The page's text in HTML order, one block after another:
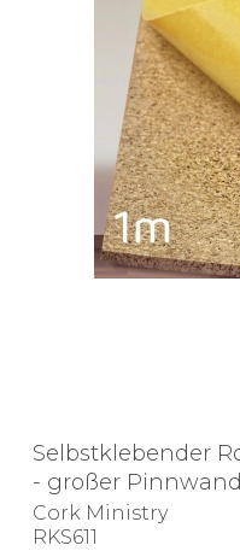
Selbstklebender
- großer
Cork Ministry
RKS611